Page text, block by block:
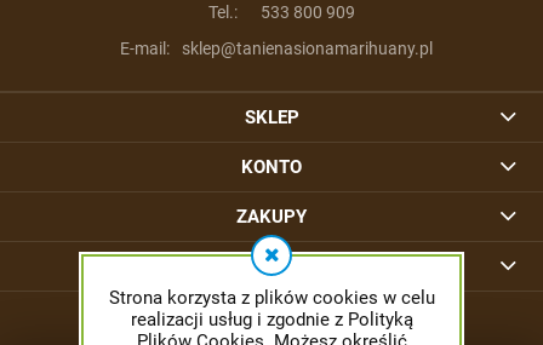
Strona korzysta z plików cookies w celu
realizacji usług i zgodnie z Polityką
Tel.:
533 800 909
E-mail:
sklep@tanienasionamarihuany.pl
SKLEP
KONTO
ZAKUPY
INFORMACJE